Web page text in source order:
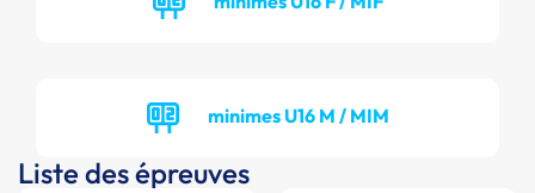
minimes U16 M / MIM
Liste des épreuves